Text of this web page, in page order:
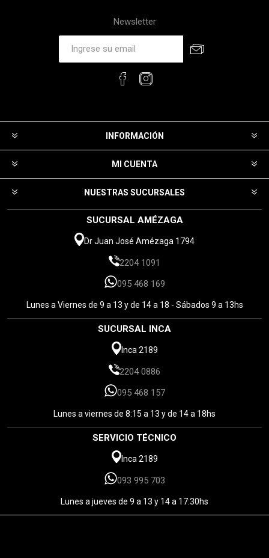
Newsletter
INFORMACIÓN
MI CUENTA
NUESTRAS SUCURSALES
SUCURSAL AMÉZAGA
Dr Juan José Amézaga 1794
2204 1091
095 468 169
Lunes a Viernes de 9 a 13 y de 14 a 18 - Sábados 9 a 13hs
SUCURSAL INCA
Inca 2189
2204 0886
095 468 157
Lunes a viernes de 8:15 a 13 y de 14 a 18hs
SERVICIO TÉCNICO
Inca 2189
093 995 703
Lunes a jueves de 9 a 13 y 14 a 17:30hs